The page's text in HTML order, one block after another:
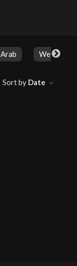
Arab Weekly
Sort by Date